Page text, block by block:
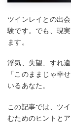
ツインレイとの出
験です。でも、現
ます。
浮気、失望、すれ
「このままじゃ幸
いるあなた。
この記事では、ツ
むためのヒントと